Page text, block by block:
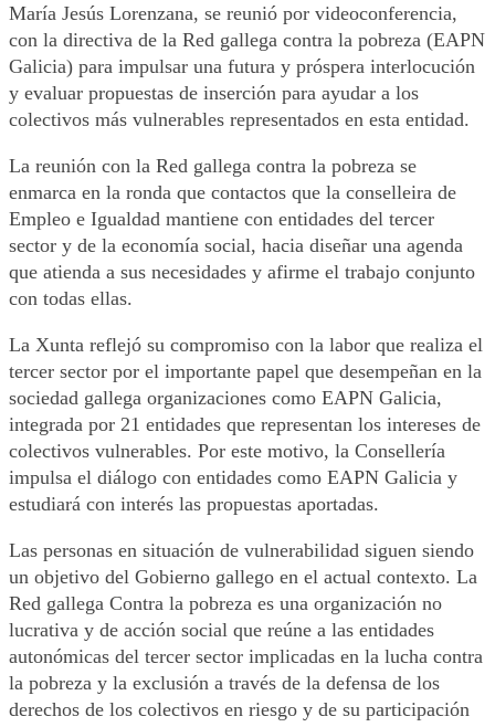
María Jesús Lorenzana, se reunió por videoconferencia,
con la directiva de la Red gallega contra la pobreza (EAPN
Galicia) para impulsar una futura y próspera interlocución
y evaluar propuestas de inserción para ayudar a los
colectivos más vulnerables representados en esta entidad.
La reunión con la Red gallega contra la pobreza se
enmarca en la ronda que contactos que la conselleira de
Empleo e Igualdad mantiene con entidades del tercer
sector y de la economía social, hacia diseñar una agenda
que atienda a sus necesidades y afirme el trabajo conjunto
con todas ellas.
La Xunta reflejó su compromiso con la labor que realiza el
tercer sector por el importante papel que desempeñan en la
sociedad gallega organizaciones como EAPN Galicia,
integrada por 21 entidades que representan los intereses de
colectivos vulnerables. Por este motivo, la Consellería
impulsa el diálogo con entidades como EAPN Galicia y
estudiará con interés las propuestas aportadas.
Las personas en situación de vulnerabilidad siguen siendo
un objetivo del Gobierno gallego en el actual contexto. La
Red gallega Contra la pobreza es una organización no
lucrativa y de acción social que reúne a las entidades
autonómicas del tercer sector implicadas en la lucha contra
la pobreza y la exclusión a través de la defensa de los
derechos de los colectivos en riesgo y de su participación